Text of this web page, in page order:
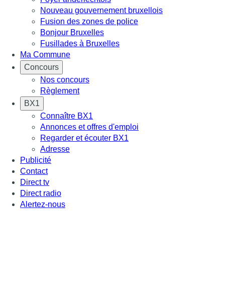
Nouveau gouvernement bruxellois
Fusion des zones de police
Bonjour Bruxelles
Fusillades à Bruxelles
Ma Commune
Concours
Nos concours
Règlement
BX1
Connaître BX1
Annonces et offres d'emploi
Regarder et écouter BX1
Adresse
Publicité
Contact
Direct tv
Direct radio
Alertez-nous